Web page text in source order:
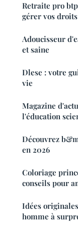
Retraite pro
gérer vos
Adoucisseur
et saine
Dlese : votre
vie
Magazine
l'éducation
Découvrez
en 2026
Coloriage
conseils pour
Idées
homme à